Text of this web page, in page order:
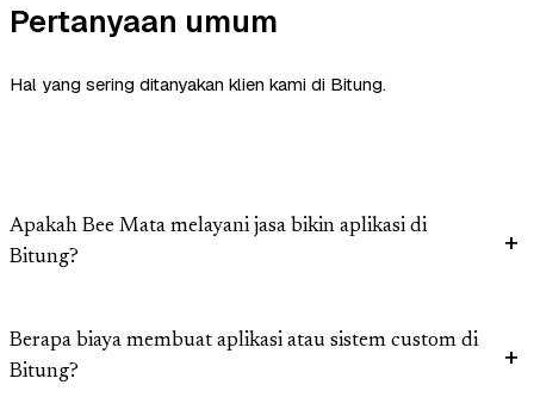
Pertanyaan umum
Hal yang sering ditanyakan klien kami di Bitung.
Apakah Bee Mata melayani jasa bikin aplikasi di
Bitung?
Berapa biaya membuat aplikasi atau sistem custom di
Bitung?